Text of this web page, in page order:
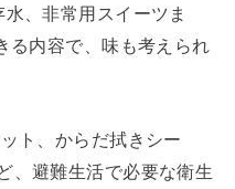
、非常用スイーツま
る内容で、味も考えられ
ト、からだ拭きシー
、避難生活で必要な衛生